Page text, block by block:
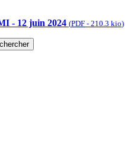
- 12 juin 2024 (PDF - 210.3 kio)